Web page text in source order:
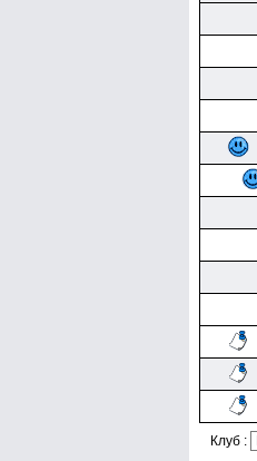
Клуб :